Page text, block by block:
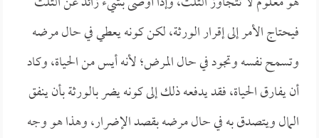
فيحتاج الأمر إلى إقرار الورثة، لكن كونه يعطي في حال مرضه
وتسمح نفسه وتجود في حال المرض؛ لأنه أيس من الحياة، وكاد
أن يفارق الحياة، فقد يدفعه ذلك إلى كونه يضر بالورثة بأن ينفق
المال ويتصدق به في حال مرضه بقصد الإضرار، وهذا هو وجه